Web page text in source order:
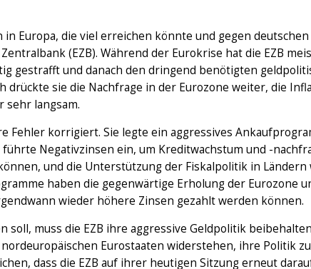
Europa, die viel erreichen könnte und gegen
(EZB). Während der Eurokrise hat die EZB
gestrafft und danach den dringend benötigten
drückte sie die Nachfrage in der Eurozone weiter, die
sehr langsam.
Fehler korrigiert. Sie legte ein aggressives
Negativzinsen ein, um Kreditwachstum und -
und die Unterstützung der Fiskalpolitik in
haben die gegenwärtige Erholung der Eurozone
wieder höhere Zinsen gezahlt werden können.
soll, muss die EZB ihre aggressive Geldpolitik
Eurostaaten widerstehen, ihre Politik
dass die EZB auf ihrer heutigen Sitzung erneut